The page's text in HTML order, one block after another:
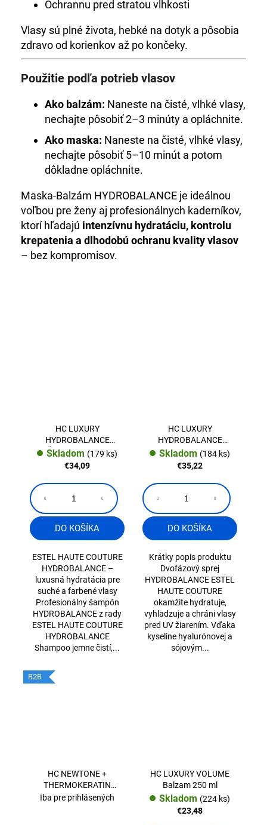
Ochrannu pred stratou vlhkosti
Vlasy sú plné života, hebké na dotyk a pôsobia
zdravo od korienkov až po končeky.
Použitie podľa potrieb vlasov
Ako balzám: Naneste na čisté, vlhké vlasy,
nechajte pôsobiť 2–3 minúty a opláchnite.
Ako maska: Naneste na čisté, vlhké vlasy,
nechajte pôsobiť 5–10 minút a potom
dôkladne opláchnite.
Maska-Balzám HYDROBALANCE je ideálnou
voľbou pre ženy aj profesionálnych kaderníkov,
ktorí hľadajú intenzívnu hydratáciu, kontrolu
krepatenia a dlhodobú ochranu kvality vlasov
– bez kompromisov.
HC LUXURY
HYDROBALANCE
Šampón 300 ml.
Skladom (179 ks)
€34,09
DO KOŠÍKA
ESTEL HAUTE COUTURE
HYDROBALANCE –
luxusná hydratácia pre
suché a farbené vlasy
Profesionálny šampón
HYDROBALANCE z rady
ESTEL HAUTE COUTURE
HYDROBALANCE
Shampoo jemne čistí,...
HC LUXURY
HYDROBALANCE
Dvojfázový-ošetrujúci
sprej
Skladom (184 ks)
€35,22
DO KOŠÍKA
Krátky popis produktu
Dvofázový sprej
HYDROBALANCE ESTEL
HAUTE COUTURE
okamžite hydratuje,
vyhladzuje a chráni vlasy
pred UV žiarením. Vďaka
kyseline hyalurónovej a
sójovým...
B2B
HC NEWTONE +
THERMOKERATIN
Tónovacia maska
Iba pre prihlásených
HC LUXURY VOLUME
Balzam 250 ml
Skladom (224 ks)
€23,48